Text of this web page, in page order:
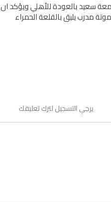
سعيد بالعودة للأهلي ويؤكد ان
مدرب يليق بالقلعة الحمراء
يرجي التسجيل لترك تعليقك